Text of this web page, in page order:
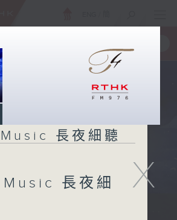
台、電視節目
星期一至日 12am...
X
長夜細聽
長夜細